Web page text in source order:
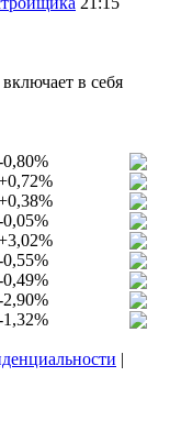
в себя
0,80%
0,05%
0,55%
0,49%
2,90%
1,32%
|